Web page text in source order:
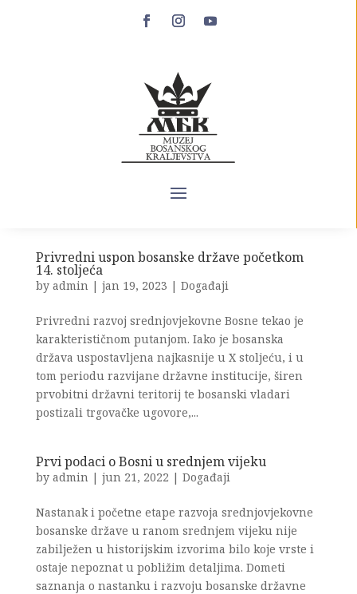
jan 19, 2023 |Događaji
Prva polovina XIV stoljeća predstavlja početnu fazu
perioda u kojem je srednjovjekovna Bosna dostigla
svoj najveći razvoj. Ubrzo nakon dolaska na vlast
proljeća 1326. godine proširiti državne granice na
Privredni uspon bosanske države početkom
14. stoljeća
by admin| jan 19, 2023 | Događaji
Privredni razvoj srednjovjekovne Bosne tekao je
karakterističnom putanjom. Iako je bosanska
država uspostavljena najkasnije u X stoljeću, i u
tom periodu razvijane državne institucije, širen
prvobitni državni teritorij te bosanski vladari
postizali trgovačke ugovore,...
Prvi podaci o Bosni u srednjem vijeku
by admin| jun 21, 2022 | Događaji
Nastanak i početne etape razvoja srednjovjekovne
bosanske države u ranom srednjem vijeku nije
zabilježen u historijskim izvorima bilo koje vrste i
ostaje nepoznat u pobližim detaljima. Dometi
saznanja o nastanku i razvoju bosanske državne